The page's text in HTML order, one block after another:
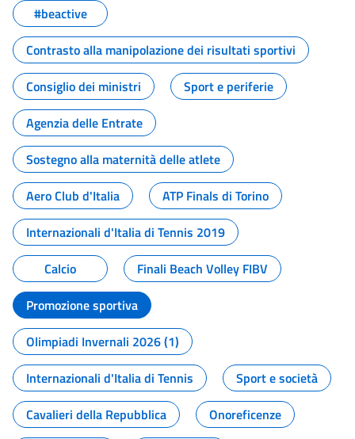
#beactive
Contrasto alla manipolazione dei risultati sportivi
Consiglio dei ministri
Sport e periferie
Agenzia delle Entrate
Sostegno alla maternità delle atlete
Aero Club d'Italia
ATP Finals di Torino
Internazionali d'Italia di Tennis 2019
Calcio
Finali Beach Volley FIBV
Promozione sportiva
Olimpiadi Invernali 2026 (1)
Internazionali d'Italia di Tennis
Sport e società
Cavalieri della Repubblica
Onoreficenze